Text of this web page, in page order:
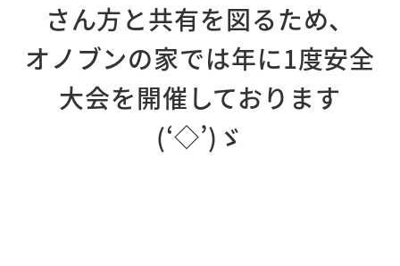
さん方と共有を図るため、
オノブンの家では年に1度安全
大会を開催しております
(‘◇’)ゞ